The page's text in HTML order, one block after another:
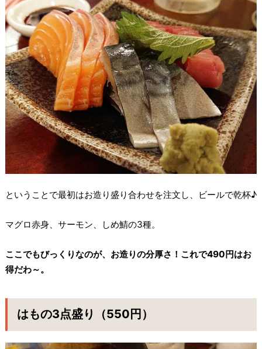
ということで最初はお造り盛り合わせを注文し、ビールで乾杯♪
マグロ赤身、サーモン、しめ鯖の3種。
ここでもびっくりなのが、お造りの分厚さ！これで490円はお
得だわ～。
はもの3点盛り（550円）